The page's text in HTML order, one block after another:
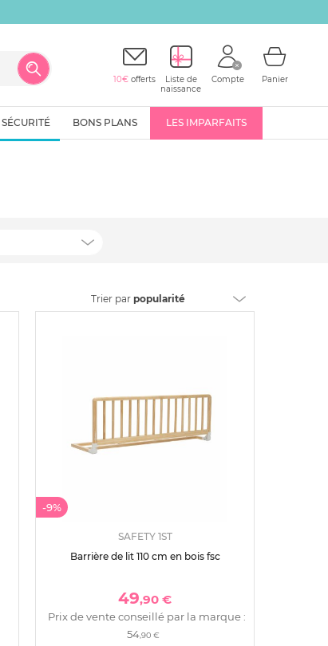
10€ offerts
Liste de
naissance
Compte Panier
SÉCURITÉ BONS PLANS LES IMPARFAITS
Trier par popularité
-9%
SAFETY 1ST
Barrière de lit 110 cm en bois fsc
49,90 €
Prix de vente conseillé par la marque :
54,90 €